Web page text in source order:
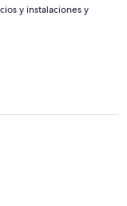
y instalaciones y